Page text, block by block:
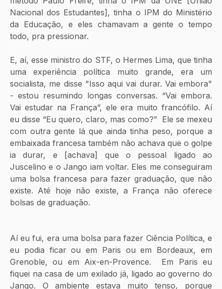
Nacional dos Estudantes], tinha o IPM do Ministério
da Educação, e eles chamavam a gente o tempo
todo, pra pressionar.
E, aí, esse ministro do STF, o Hermes Lima, que tinha
uma experiência política muito grande, era um
socialista, me disse "Isso aqui vai durar. Vai embora"
- estou resumindo longas conversas. “Vai embora.
Vai estudar na França”, ele era muito francófilo. Aí
eu disse “Eu quero, claro, mas como?”  Ele se mexeu
com outra gente lá que ainda tinha peso, porque a
embaixada francesa também não achava que o golpe
ia durar, e [achava] que o pessoal ligado ao
Juscelino e o Jango iam voltar. Eles me conseguiram
uma bolsa francesa para fazer graduação, que não
existe. Até hoje não existe, a França não oferece
bolsas de graduação.
Aí eu fui, era uma bolsa para fazer Ciência Política, e
eu podia ficar ou em Paris ou em Bordeaux, em
Grenoble, ou em Aix-en-Provence.  Em Paris eu
fiquei na casa de um exilado já, ligado ao governo do
Jango. O ambiente estava muito tenso, porque